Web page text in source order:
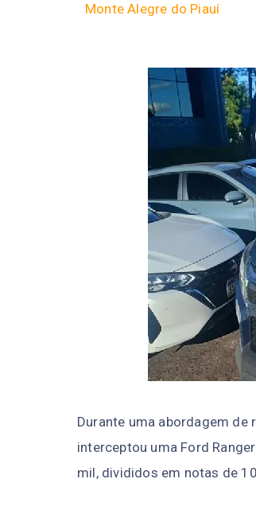
Monte Alegre do Piauí
Durante uma abordagem de
interceptou uma Ford
mil, divididos em notas de